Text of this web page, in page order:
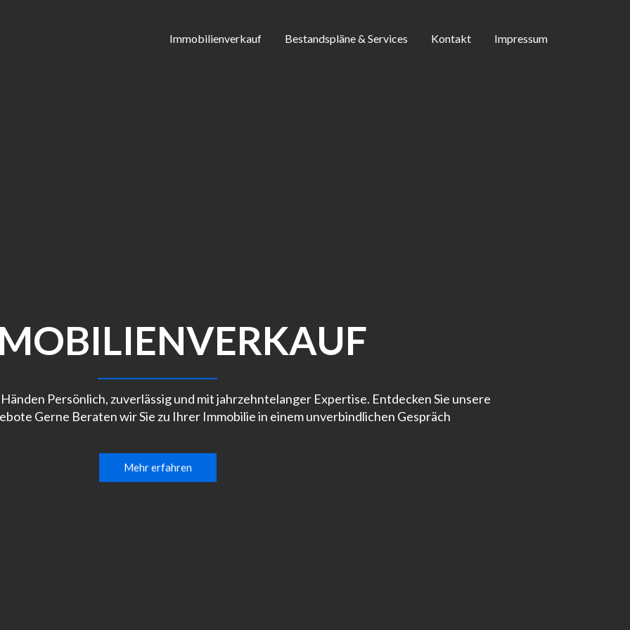
Immobilienverkauf Bestandspläne & Services Kontakt Impressum
Persönlich, zuverlässig und mit jahrzehntelanger Expertise. Entdecken Sie unsere
Gerne Beraten wir Sie zu Ihrer Immobilie in einem unverbindlichen Gespräch
Mehr erfahren